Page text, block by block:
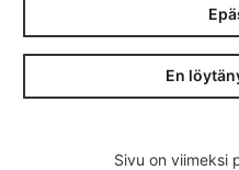
En
Sivu on viimeksi